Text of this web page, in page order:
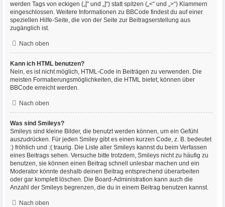
werden Tags von eckigen („[“ und „]“) statt spitzen („<“ und „>“) Klammern
eingeschlossen. Weitere Informationen zu BBCode findest du auf einer
speziellen Hilfe-Seite, die von der Seite zur Beitragserstellung aus
zugänglich ist.
Nach oben
Kann ich HTML benutzen?
Nein, es ist nicht möglich, HTML-Code in Beiträgen zu verwenden. Die
meisten Formatierungsmöglichkeiten, die HTML bietet, können über
BBCode erreicht werden.
Nach oben
Was sind Smileys?
Smileys sind kleine Bilder, die benutzt werden können, um ein Gefühl
auszudrücken. Für jeden Smiley gibt es einen kurzen Code, z. B. bedeutet
:) fröhlich und :( traurig. Die Liste aller Smileys kannst du beim Verfassen
eines Beitrags sehen. Versuche bitte trotzdem, Smileys nicht zu häufig zu
benutzen, sie können einen Beitrag schnell unlesbar machen und ein
Moderator könnte deshalb deinen Beitrag entsprechend überarbeiten
oder gar komplett löschen. Die Board-Administration kann auch die
Anzahl der Smileys begrenzen, die du in einem Beitrag benutzen kannst.
Nach oben